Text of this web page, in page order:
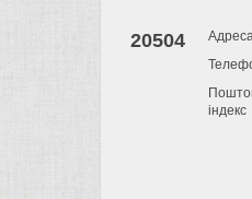
20504
індекс